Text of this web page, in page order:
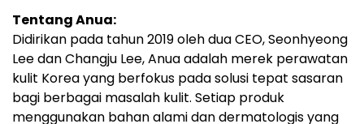
Tentang Anua:
Didirikan pada tahun 2019 oleh dua CEO, Seonhyeong
Lee dan Changju Lee, Anua adalah merek perawatan
kulit Korea yang berfokus pada solusi tepat sasaran
bagi berbagai masalah kulit. Setiap produk
menggunakan bahan alami dan dermatologis yang